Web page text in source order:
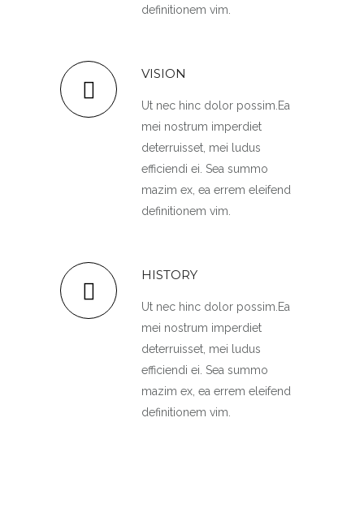
definitionem vim.
VISION
Ut nec hinc dolor possim.Ea
mei nostrum imperdiet
deterruisset, mei ludus
efficiendi ei. Sea summo
mazim ex, ea errem eleifend
definitionem vim.
HISTORY
Ut nec hinc dolor possim.Ea
mei nostrum imperdiet
deterruisset, mei ludus
efficiendi ei. Sea summo
mazim ex, ea errem eleifend
definitionem vim.